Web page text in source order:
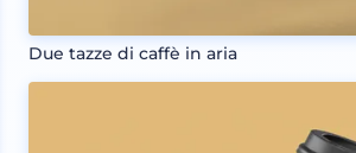
Due tazze di caffè in aria